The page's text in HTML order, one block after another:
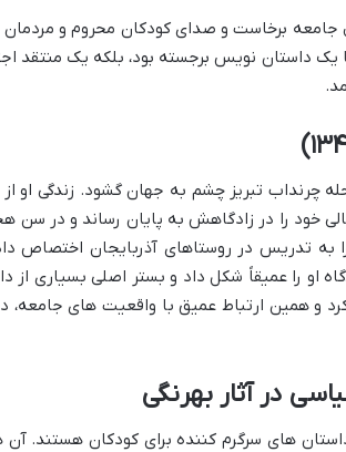
جامعه برخاست و صدای کودکان محروم و مردمان
یک داستان نویس برجسته بود، بلکه یک منتقد
در دوم تیرماه ۱۳۱۸ در محله چرنداب تبریز چشم به جهان گشود.
خود را در زادگاهش به پایان رساند و در سن
به تدریس در روستاهای آذربایجان اختصاص
او را عمیقاً شکل داد و بستر اصلی بسیاری از
و همین ارتباط عمیق با واقعیت های جامعه،
در آثار بهرنگی
های سرگرم کننده برای کودکان هستند. آن